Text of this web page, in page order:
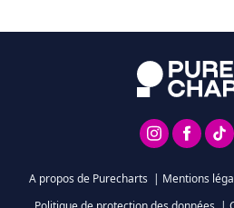
A propos de Purecharts | Mentions